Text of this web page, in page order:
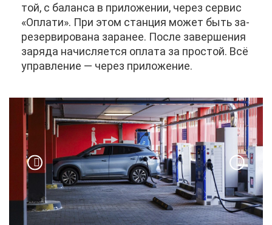
той, с ба­лан­са в при­ло­же­нии, че­рез сер­вис
«Опла­ти». При этом стан­ция мо­жет быть за­
ре­зер­ви­ро­ва­на за­ра­нее. По­сле за­вер­ше­ния
за­ря­да на­чис­ля­ет­ся опла­та за про­стой. Всё
управ­ле­ние — че­рез при­ло­же­ние.